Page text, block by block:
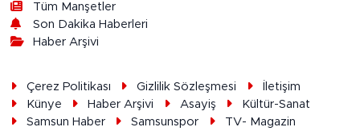
Tüm Manşetler
Son Dakika Haberleri
Haber Arşivi
Çerez Politikası Gizlilik Sözleşmesi
İletişim
Künye
Haber Arşivi Asayiş
Kültür-Sanat
Samsun Haber
Samsunspor TV- Magazin